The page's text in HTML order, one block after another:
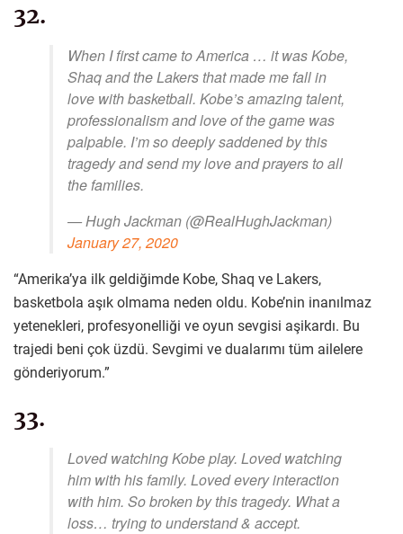
32.
When I first came to America … it was Kobe,
Shaq and the Lakers that made me fall in
love with basketball. Kobe’s amazing talent,
professionalism and love of the game was
palpable. I’m so deeply saddened by this
tragedy and send my love and prayers to all
the families.
— Hugh Jackman (@RealHughJackman)
January 27, 2020
“Amerika’ya ilk geldiğimde Kobe, Shaq ve Lakers,
basketbola aşık olmama neden oldu. Kobe’nin inanılmaz
yetenekleri, profesyonelliği ve oyun sevgisi aşikardı. Bu
trajedi beni çok üzdü. Sevgimi ve dualarımı tüm ailelere
gönderiyorum.”
33.
Loved watching Kobe play. Loved watching
him with his family. Loved every interaction
with him. So broken by this tragedy. What a
loss… trying to understand & accept.